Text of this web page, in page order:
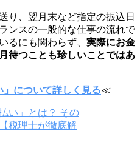
り、翌月末など指定の振込日
ンスの一般的な仕事の流れで
るにも関わらず、 実際にお金
待つことも珍しいことではあ
」について詳しく見る≪
い」とは？ その
税理士が徹底解